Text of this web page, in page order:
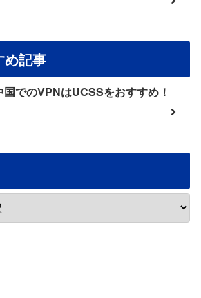
め記事
国でのVPNはUCSSをおすすめ！